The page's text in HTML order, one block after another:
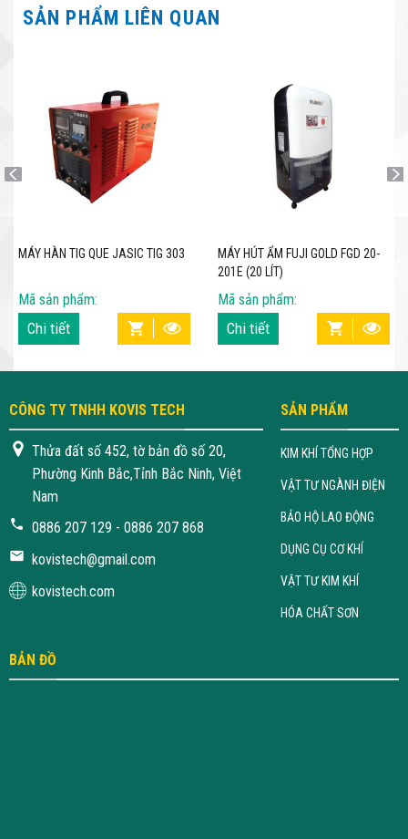
SẢN PHẨM LIÊN QUAN
MÁY HÀN TIG QUE JASIC TIG 303
Mã sản phẩm:
Chi tiết
MÁY HÚT ẨM FUJI GOLD FGD 20-
201E (20 LÍT)
Mã sản phẩm:
Chi tiết
CÔNG TY TNHH KOVIS TECH
Thửa đất số 452, tờ bản đồ số 20,
Phường Kinh Bắc,Tỉnh Bắc Ninh, Việt
Nam
0886 207 129 - 0886 207 868
kovistech@gmail.com
kovistech.com
SẢN PHẨM
KIM KHÍ TỔNG HỢP
VẬT TƯ NGÀNH ĐIỆN
BẢO HỘ LAO ĐỘNG
DỤNG CỤ CƠ KHÍ
VẬT TƯ KIM KHÍ
HÓA CHẤT SƠN
BẢN ĐỒ